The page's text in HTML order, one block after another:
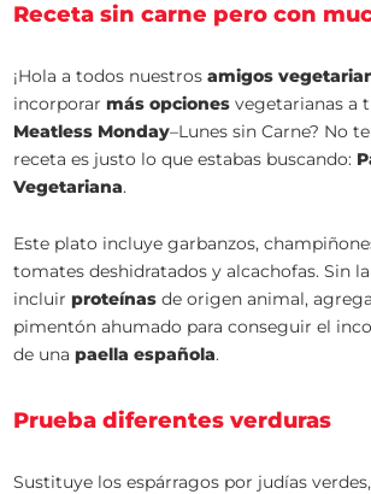
Receta sin carne pero con
¡Hola a todos nuestrosamigos
incorporarmás opciones vegetarianas a
Meatless Monday–Lunes sin Carne? No
receta es justo lo que estabas buscando:
Vegetariana.
Este plato incluye garbanzos,
tomates deshidratados y alcachofas. Sin
incluirproteínas de origen animal,
pimentón ahumado para conseguir el
de unapaella española.
Prueba diferentes verduras
Sustituye los espárragos por judías